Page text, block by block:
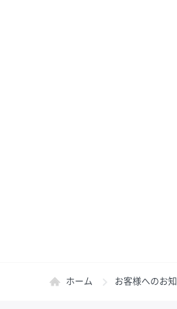
ホーム お客様へのお